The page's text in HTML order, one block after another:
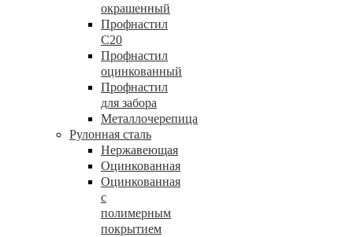
окрашенный
Профнастил
С20
Профнастил
оцинкованный
Профнастил
для забора
Металлочерепица
Рулонная сталь
Нержавеющая
Оцинкованная
Оцинкованная
с
полимерным
покрытием